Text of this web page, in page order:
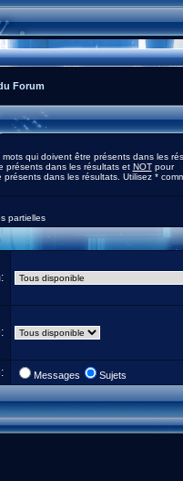
Forum
qui doivent être présents dans les
présents dans les résultats et NOTpour
dans les résultats. Utilisez *
partielles
Messages Sujets